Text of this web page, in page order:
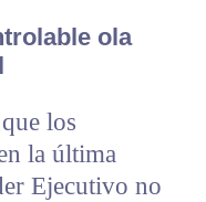
ola
los
la última
Ejecutivo no